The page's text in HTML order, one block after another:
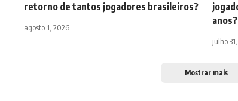
retorno de tantos jogadores brasileiros?
agosto 1, 2026
anos?
julho
Mostrar mais